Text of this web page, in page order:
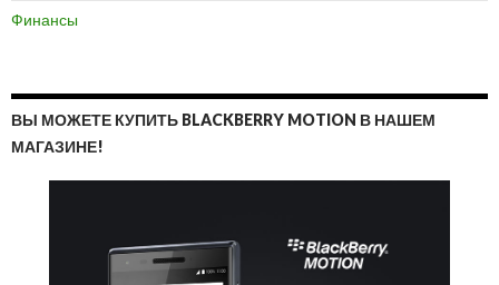
Финансы
ВЫ МОЖЕТЕ КУПИТЬ BLACKBERRY MOTION В НАШЕМ
МАГАЗИНЕ!